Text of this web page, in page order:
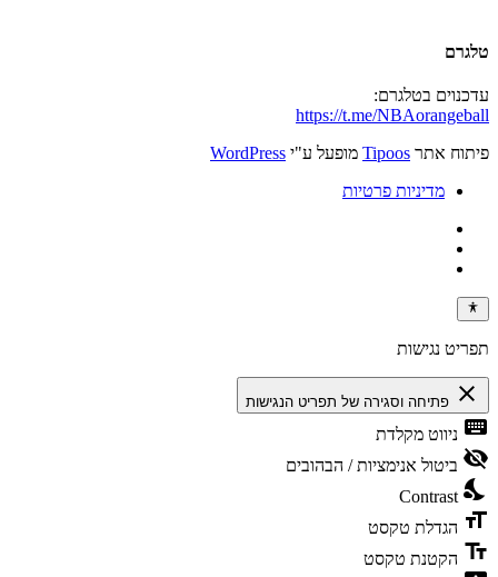
טלגרם
עדכנוים בטלגרם:
https://t.me/NBAorangeball
פיתוח אתר Tipoos מופעל ע"י WordPress
מדיניות פרטיות
תפריט נגישות
close פתיחה וסגירה של תפריט הנגישות
keyboard ניווט מקלדת
visibility_off ביטול אנימציות / הבהובים
nights_stay
Contrast
format_size הגדלת טקסט
text_fields הקטנת טקסט